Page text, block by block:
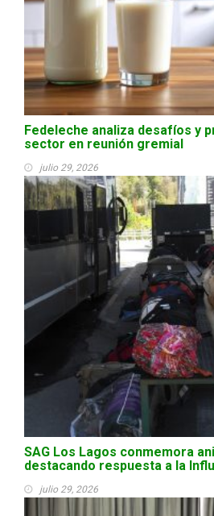
Fedeleche analiza desafíos y
sector en reunión gremial
julio 29, 2026
SAG Los Lagos conmemora
destacando respuesta a la
julio 29, 2026